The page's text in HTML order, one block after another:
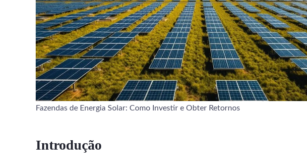
Fazendas de Energia Solar: Como Investir e Obter Retornos
Introdução